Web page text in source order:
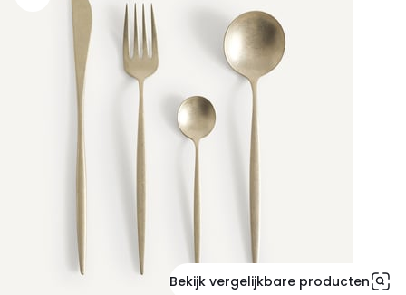
Bekijk vergelijkbare producten